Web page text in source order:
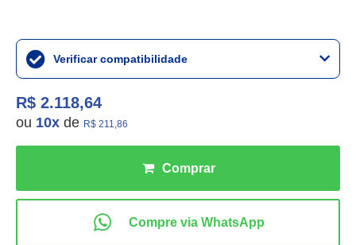
Verificar compatibilidade
R$ 2.118,64
ou 10x de R$ 211,86